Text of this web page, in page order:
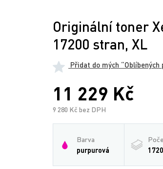
Originální toner
17200 stran, XL
Přidat do mých “Oblíbených
11 229 Kč
9 280 Kč bez DPH
Barva
purpurová